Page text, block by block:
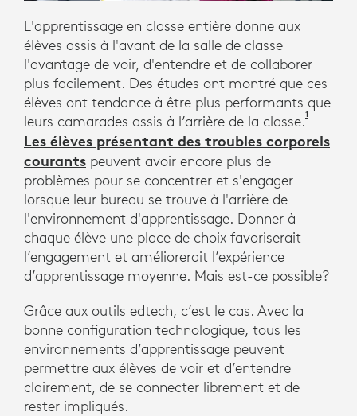
L'apprentissage en classe entière donne aux
élèves assis à l'avant de la salle de classe
l'avantage de voir, d'entendre et de collaborer
plus facilement. Des études ont montré que ces
élèves ont tendance à être plus performants que
leurs camarades assis à l’arrière de la classe.1
Les élèves présentant des troubles corporels
courants peuvent avoir encore plus de
problèmes pour se concentrer et s'engager
lorsque leur bureau se trouve à l'arrière de
l'environnement d'apprentissage. Donner à
chaque élève une place de choix favoriserait
l’engagement et améliorerait l’expérience
d’apprentissage moyenne. Mais est-ce possible?
Grâce aux outils edtech, c’est le cas. Avec la
bonne configuration technologique, tous les
environnements d’apprentissage peuvent
permettre aux élèves de voir et d’entendre
clairement, de se connecter librement et de
rester impliqués.